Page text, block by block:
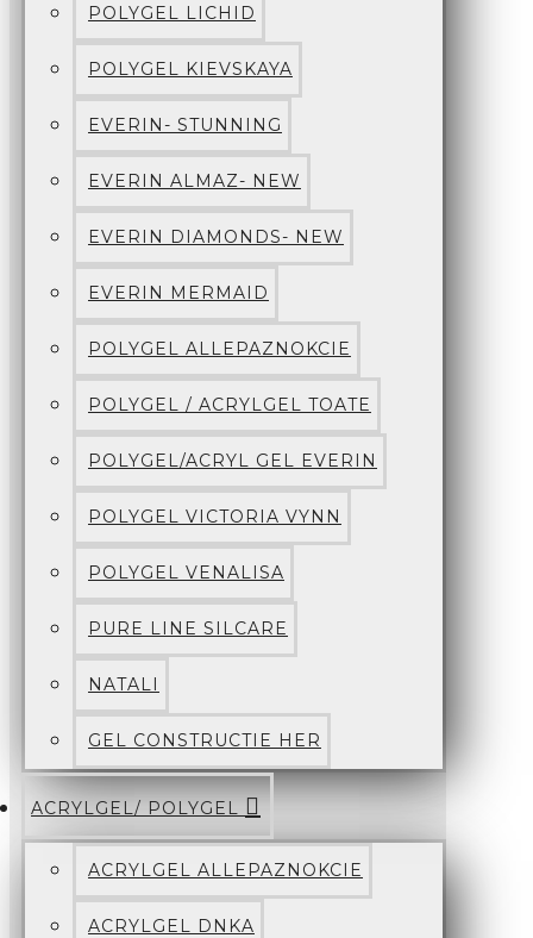
POLYGEL LICHID
POLYGEL KIEVSKAYA
EVERIN- STUNNING
EVERIN ALMAZ- NEW
EVERIN DIAMONDS- NEW
EVERIN MERMAID
POLYGEL ALLEPAZNOKCIE
POLYGEL / ACRYLGEL TOATE
POLYGEL/ACRYL GEL EVERIN
POLYGEL VICTORIA VYNN
POLYGEL VENALISA
PURE LINE SILCARE
NATALI
GEL CONSTRUCTIE HER
ACRYLGEL/ POLYGEL
ACRYLGEL ALLEPAZNOKCIE
ACRYLGEL DNKA